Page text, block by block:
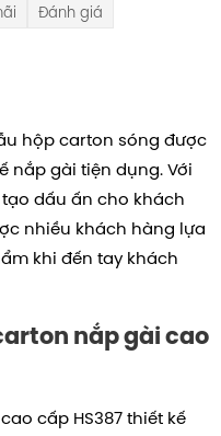
Đánh giá
hộp carton sóng được
nắp gài tiện dụng. Với
dấu ấn cho khách
nhiều khách hàng lựa
khi đến tay khách
nắp gài cao
cấp HS387 thiết kế